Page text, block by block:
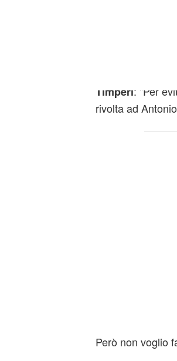
satirico Striscia
settimane il
Timperi: "Per
rivolta ad
Però non voglio